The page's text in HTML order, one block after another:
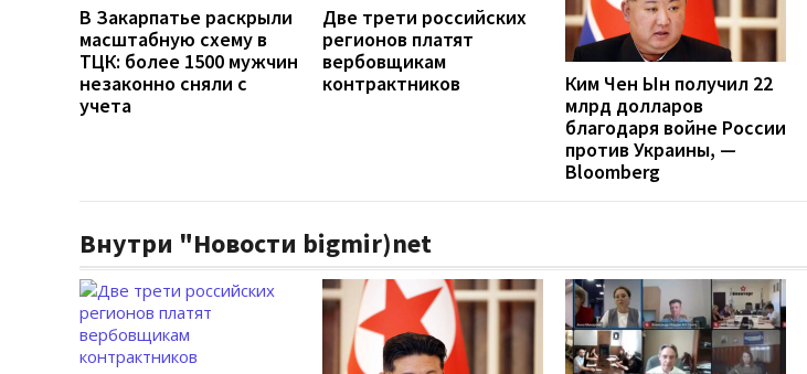
В Закарпатье раскрыли
масштабную схему в
ТЦК: более 1500 мужчин
незаконно сняли с
учета
Две трети российских
регионов платят
вербовщикам
контрактников
Ким Чен Ын получил 22
млрд долларов
благодаря войне России
против Украины, —
Bloomberg
Внутри "Новости bigmir)net